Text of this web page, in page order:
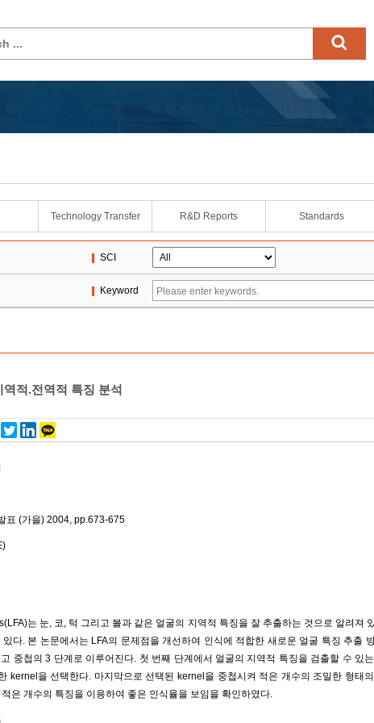
Technology Transfer R&D Reports Standards
SCI
Keyword
적.전역적 특징 분석
표 (가을) 2004, pp.673-675
는 눈, 코, 턱 그리고 볼과 같은 얼굴의 지역적 특징을 잘 추출하는 것으로 알려져
다. 본 논문에서는 LFA의 문제점을 개선하여 인식에 적합한 새로운 얼굴 특징 추출
중첩의 3 단계로 이루어진다. 첫 번째 단계에서 얼굴의 지역적 특징을 검출할 수 있
kernel을 선택한다. 마지막으로 선택된 kernel을 중첩시켜 적은 개수의 조밀한 형태
은 개수의 특징을 이용하여 좋은 인식율을 보임을 확인하였다.